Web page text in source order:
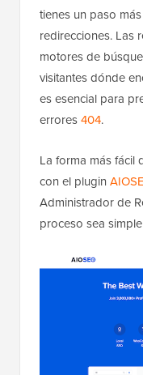
tienes un paso
redirecciones. Las
motores de
visitantes dónde
es esencial para
errores404.
La forma más fácil
con el plugin
Administrador de
proceso sea